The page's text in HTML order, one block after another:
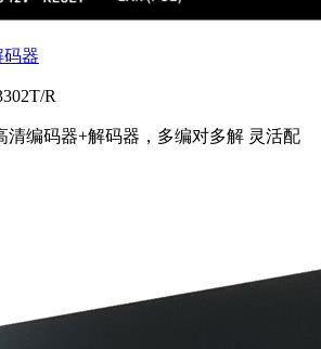
码器
R
清编码器+解码器，多编对多解 灵活配